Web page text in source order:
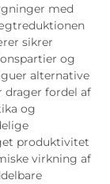
med
sikrer
og
alternative
fordel af
og
produktivitet
virkning af